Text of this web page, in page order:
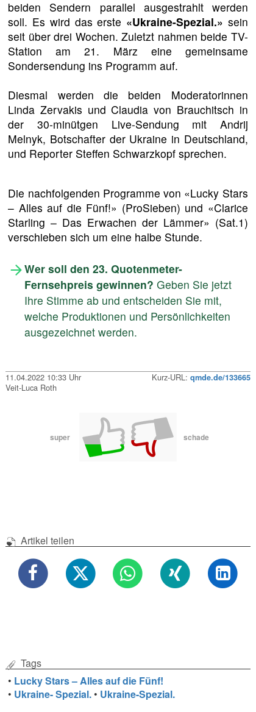
beiden Sendern parallel ausgestrahlt werden
soll. Es wird das erste «Ukraine-Spezial.» sein
seit über drei Wochen. Zuletzt nahmen beide TV-
Station am 21. März eine gemeinsame
Sondersendung ins Programm auf.
Diesmal werden die beiden Moderatorinnen
Linda Zervakis und Claudia von Brauchitsch in
der 30-minütgen Live-Sendung mit Andrij
Melnyk, Botschafter der Ukraine in Deutschland,
und Reporter Steffen Schwarzkopf sprechen.
Die nachfolgenden Programme von «Lucky Stars
– Alles auf die Fünf!» (ProSieben) und «Clarice
Starling – Das Erwachen der Lämmer» (Sat.1)
verschieben sich um eine halbe Stunde.
Wer soll den 23. Quotenmeter-
Fernsehpreis gewinnen? Geben Sie jetzt
Ihre Stimme ab und entscheiden Sie mit,
welche Produktionen und Persönlichkeiten
ausgezeichnet werden.
11.04.2022 10:33 Uhr Kurz-URL: qmde.de/133665
Veit-Luca Roth
super schade
Artikel teilen
Tags
• Lucky Stars – Alles auf die Fünf!
• Ukraine- Spezial. • Ukraine-Spezial.